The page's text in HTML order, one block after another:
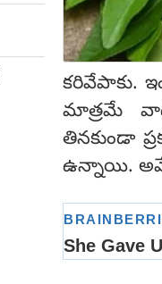
కరివేపాకు.
మాత్రమే
తినకుండా
ఉన్నాయి.